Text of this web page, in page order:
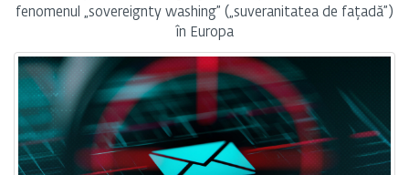
fenomenul „sovereignty washing” („suveranitatea de fațadă”)
în Europa